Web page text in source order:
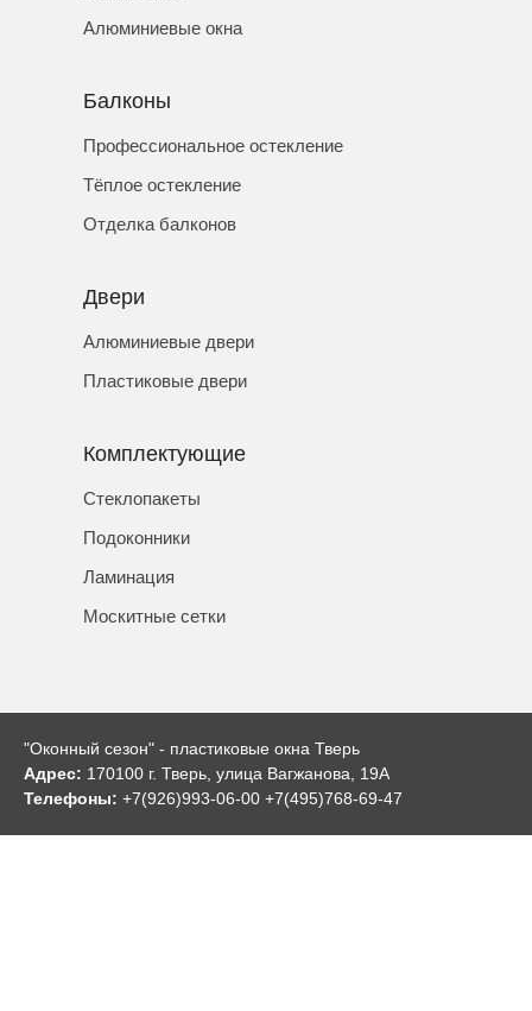
Алюминиевые окна
Балконы
Профессиональное остекление
Тёплое остекление
Отделка балконов
Двери
Алюминиевые двери
Пластиковые двери
Комплектующие
Стеклопакеты
Подоконники
Ламинация
Москитные сетки
"Оконный сезон" - пластиковые окна Тверь
Адрес: 170100 г. Тверь, улица Вагжанова, 19А
Телефоны: +7(926)993-06-00 +7(495)768-69-47